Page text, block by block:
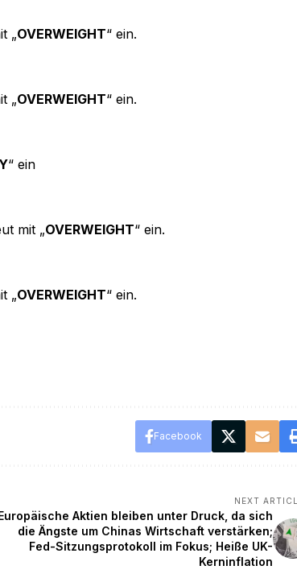
„OVERWEIGHT“ ein.
„OVERWEIGHT“ ein.
“ ein
mit „OVERWEIGHT“ ein.
„OVERWEIGHT“ ein.
Facebook
NEXT
Aktien bleiben unter Druck, da sich
die Ängste um Chinas Wirtschaft verstärken;
Fed-Sitzungsprotokoll im Fokus; Heiße UK-
Kerninflation